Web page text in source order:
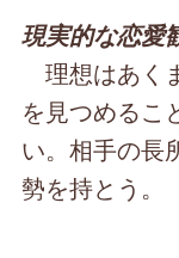
現実的な恋愛
理想はあく
を見つめるこ
い。相手の長
勢を持とう。